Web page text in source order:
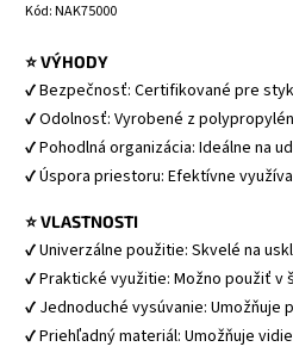
Kód:NAK75000
⭐ VÝHODY
✔ Bezpečnosť: Certifikované pre
✔ Odolnosť: Vyrobené z
✔ Pohodlná organizácia: Ideálne na
✔ Úspora priestoru: Efektívne
⭐ VLASTNOSTI
✔ Univerzálne použitie: Skvelé na
✔ Praktické využitie: Možno použiť v
✔ Jednoduché vysúvanie:
✔ Priehľadný materiál: Umožňuje